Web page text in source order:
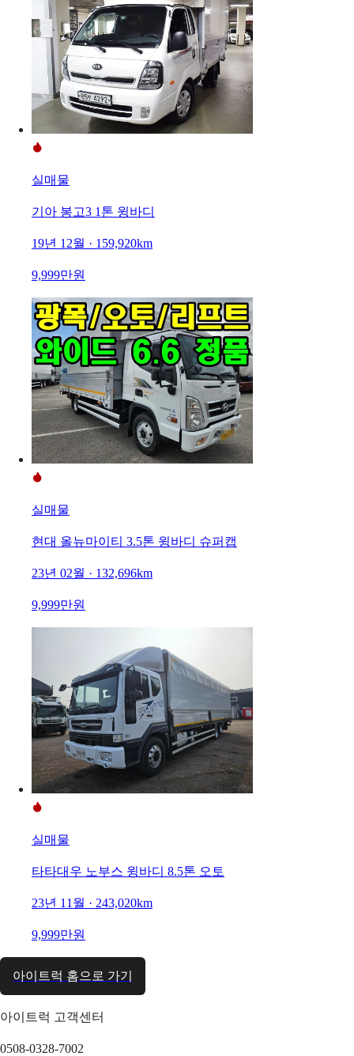
실매물
기아 봉고3 1톤 윙바디
19년 12월 · 159,920km
9,999만원
실매물
현대 올뉴마이티 3.5톤 윙바디 슈퍼캡
23년 02월 · 132,696km
9,999만원
실매물
타타대우 노부스 윙바디 8.5톤 오토
23년 11월 · 243,020km
9,999만원
아이트럭 홈으로 가기
아이트럭 고객센터
0508-0328-7002